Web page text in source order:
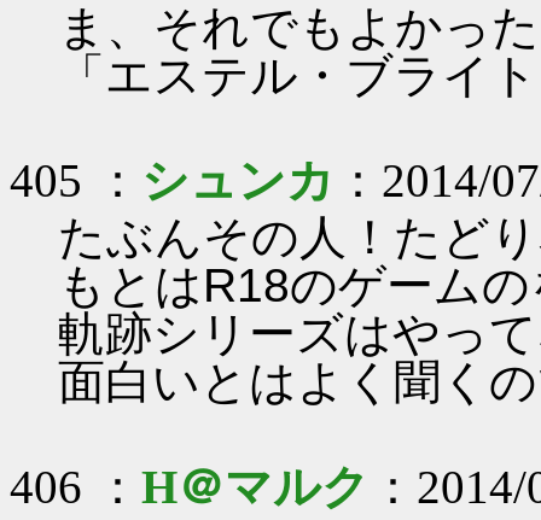
ま、それでもよかっ
「エステル・ブライ
405 ： シュンカ ：2014/
たぶんその人！たど
もとはR18のゲーム
軌跡シリーズはやっ
面白いとはよく聞く
406 ： H＠マルク ：